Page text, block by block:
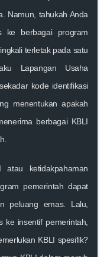
Namun, tahukah Anda
ke berbagai program
terletak pada satu
Lapangan Usaha
kode identifikasi
menentukan apakah
berbagai KBLI
atau ketidakpahaman
pemerintah dapat
peluang emas. Lalu,
ke insentif pemerintah,
KBLI spesifik?